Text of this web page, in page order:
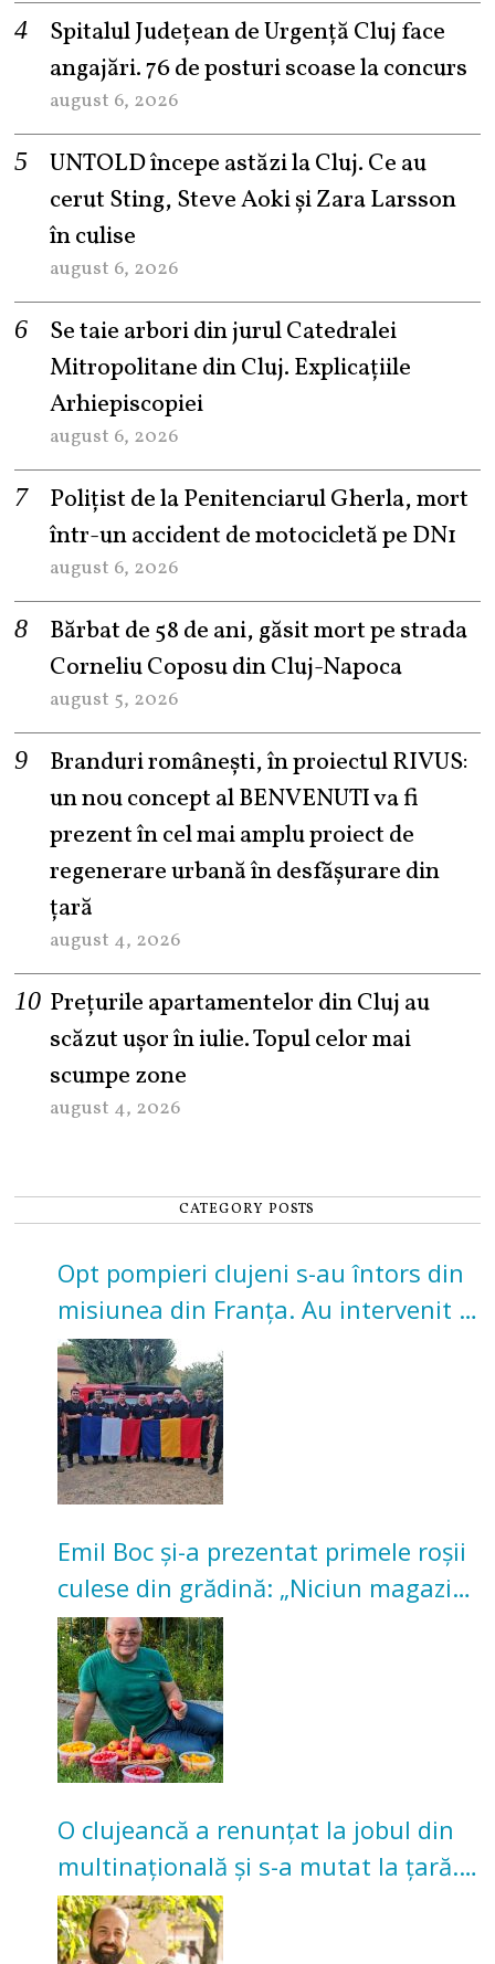
Spitalul Județean de Urgență Cluj face
angajări. 76 de posturi scoase la concurs
august 6, 2026
UNTOLD începe astăzi la Cluj. Ce au
cerut Sting, Steve Aoki și Zara Larsson
în culise
august 6, 2026
Se taie arbori din jurul Catedralei
Mitropolitane din Cluj. Explicațiile
Arhiepiscopiei
august 6, 2026
Polițist de la Penitenciarul Gherla, mort
într-un accident de motocicletă pe DN1
august 6, 2026
Bărbat de 58 de ani, găsit mort pe strada
Corneliu Coposu din Cluj-Napoca
august 5, 2026
Branduri românești, în proiectul RIVUS:
un nou concept al BENVENUTI va fi
prezent în cel mai amplu proiect de
regenerare urbană în desfășurare din
țară
august 4, 2026
Prețurile apartamentelor din Cluj au
scăzut ușor în iulie. Topul celor mai
scumpe zone
august 4, 2026
CATEGORY POSTS
Opt pompieri clujeni s-au întors din
misiunea din Franța. Au intervenit la
incendii de vegetație și pădure
Emil Boc și-a prezentat primele roșii
culese din grădină: „Niciun magazin
nu poate oferi această satisfacție”
O clujeancă a renunțat la jobul din
multinațională și s-a mutat la țară.
Acum cultivă legume în grădina
bunicilor